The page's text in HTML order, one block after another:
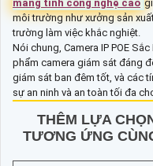
mang tính công nghệ cao
môi trường như xưởng sản
trường làm việc khắc nghiệt.
Nói chung, Camera IP POE Sắc
phẩm camera giám sát đáng
giám sát ban đêm tốt, và các
sự an ninh và an toàn tối đa
THÊM LỰA
TƯƠNG ỨNG